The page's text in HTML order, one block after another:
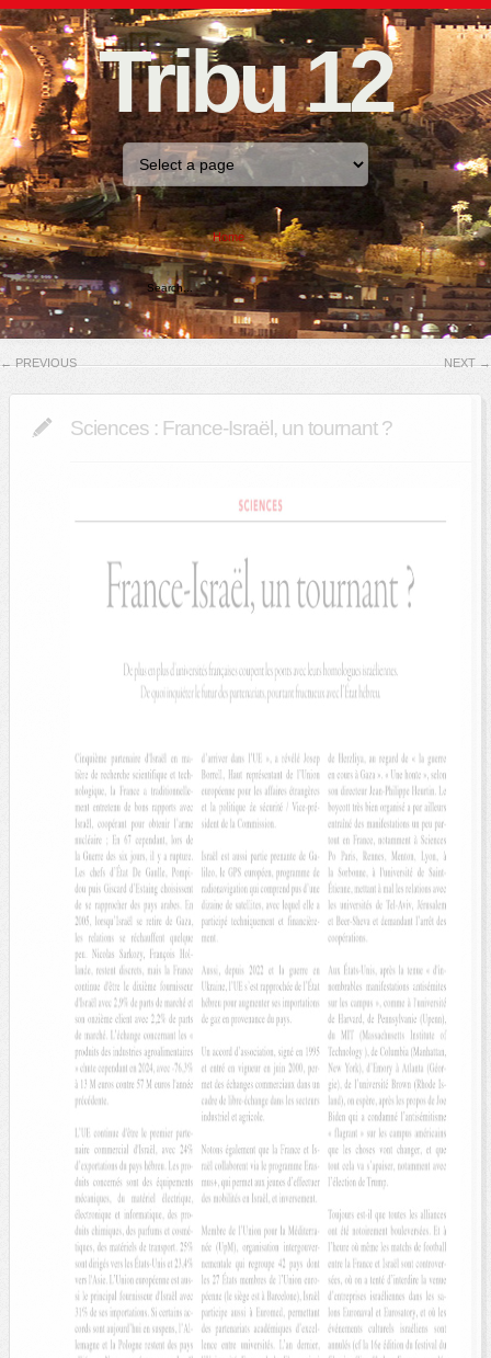
Tribu 12
Home
← PREVIOUS NEXT →
Sciences : France-Israël, un tournant ?